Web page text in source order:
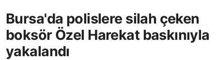
Bursa'da polislere silah çeken
boksör Özel Harekat baskınıyla
yakalandı